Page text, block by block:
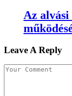
Az alvási
Leave A Reply